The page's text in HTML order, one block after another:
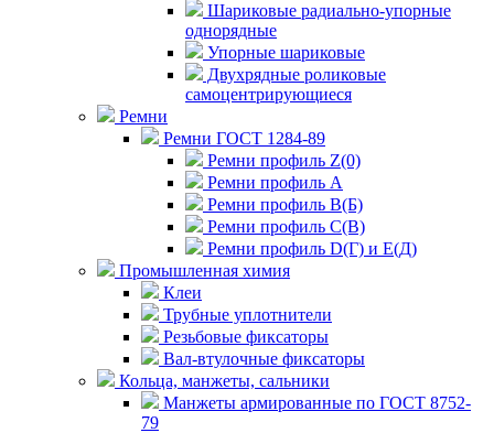
Шариковые радиально-упорные
однорядные
Упорные шариковые
Двухрядные роликовые
самоцентрирующиеся
Ремни
Ремни ГОСТ 1284-89
Ремни профиль Z(0)
Ремни профиль А
Ремни профиль В(Б)
Ремни профиль С(В)
Ремни профиль D(Г) и E(Д)
Промышленная химия
Клеи
Трубные уплотнители
Резьбовые фиксаторы
Вал-втулочные фиксаторы
Кольца, манжеты, сальники
Манжеты армированные по ГОСТ 8752-
79